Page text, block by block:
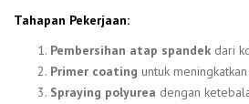
Tahapan Pekerjaan:
Pembersihan atap spandek dari
Primer coating untuk
Spraying polyurea dengan